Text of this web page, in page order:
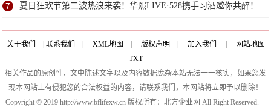
7 夏日狂欢节第二波热浪来袭！华熙LIVE·528携手习酒邀你共醉！
关于我们 | 联系我们 | XML地图 | 版权声明 | 加入我们 |
网站地图
TXT
相关作品的原创性、文中陈述文字以及内容数据庞杂本站无法一一核实，如果您发
现本网站上有侵犯您的合法权益的内容，请联系我们，本网站将立即予以删除！
Copyright © 2019 http://www.bflifexw.cn 版权所有：北方企业网 All Right Reserved.